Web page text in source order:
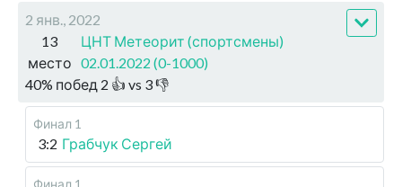
2 янв., 2022
13
место
ЦНТ Метеорит (спортсмены)
02.01.2022 (0-1000)
40% побед 2 👍 vs 3👎
Финал 1
3:2 Грабчук Сергей
Финал 1